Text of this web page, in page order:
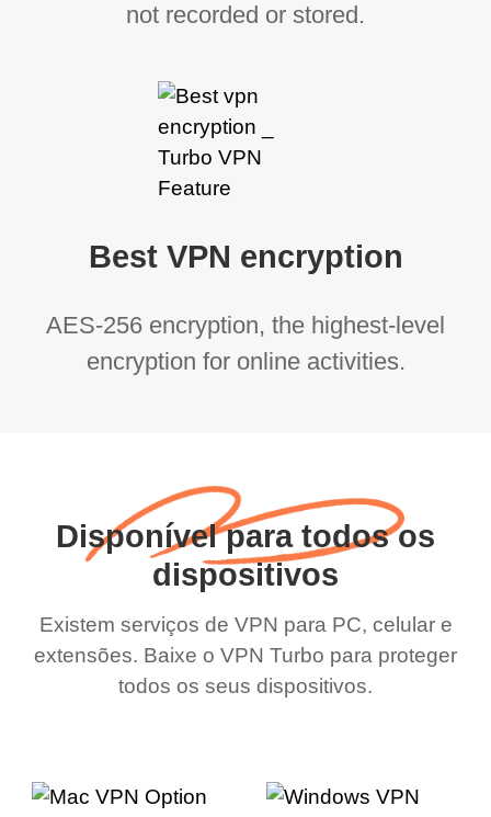
not recorded or stored.
Best VPN encryption
AES-256 encryption, the highest-level
encryption for online activities.
Disponível para todos os
dispositivos
Existem serviços de VPN para PC, celular e
extensões. Baixe o VPN Turbo para proteger
todos os seus dispositivos.